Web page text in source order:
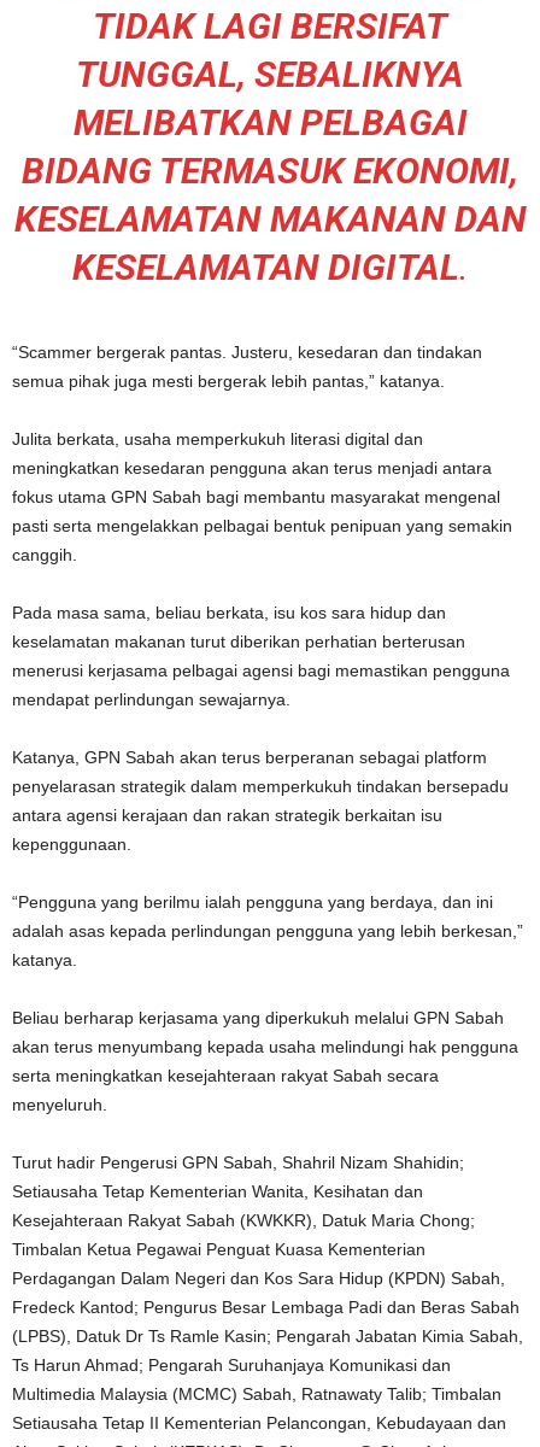
TIDAK LAGI BERSIFAT
TUNGGAL, SEBALIKNYA
MELIBATKAN PELBAGAI
BIDANG TERMASUK EKONOMI,
KESELAMATAN MAKANAN DAN
KESELAMATAN DIGITAL.
“Scammer bergerak pantas. Justeru, kesedaran dan tindakan
semua pihak juga mesti bergerak lebih pantas,” katanya.
Julita berkata, usaha memperkukuh literasi digital dan
meningkatkan kesedaran pengguna akan terus menjadi antara
fokus utama GPN Sabah bagi membantu masyarakat mengenal
pasti serta mengelakkan pelbagai bentuk penipuan yang semakin
canggih.
Pada masa sama, beliau berkata, isu kos sara hidup dan
keselamatan makanan turut diberikan perhatian berterusan
menerusi kerjasama pelbagai agensi bagi memastikan pengguna
mendapat perlindungan sewajarnya.
Katanya, GPN Sabah akan terus berperanan sebagai platform
penyelarasan strategik dalam memperkukuh tindakan bersepadu
antara agensi kerajaan dan rakan strategik berkaitan isu
kepenggunaan.
“Pengguna yang berilmu ialah pengguna yang berdaya, dan ini
adalah asas kepada perlindungan pengguna yang lebih berkesan,”
katanya.
Beliau berharap kerjasama yang diperkukuh melalui GPN Sabah
akan terus menyumbang kepada usaha melindungi hak pengguna
serta meningkatkan kesejahteraan rakyat Sabah secara
menyeluruh.
Turut hadir Pengerusi GPN Sabah, Shahril Nizam Shahidin;
Setiausaha Tetap Kementerian Wanita, Kesihatan dan
Kesejahteraan Rakyat Sabah (KWKKR), Datuk Maria Chong;
Timbalan Ketua Pegawai Penguat Kuasa Kementerian
Perdagangan Dalam Negeri dan Kos Sara Hidup (KPDN) Sabah,
Fredeck Kantod; Pengurus Besar Lembaga Padi dan Beras Sabah
(LPBS), Datuk Dr Ts Ramle Kasin; Pengarah Jabatan Kimia Sabah,
Ts Harun Ahmad; Pengarah Suruhanjaya Komunikasi dan
Multimedia Malaysia (MCMC) Sabah, Ratnawaty Talib; Timbalan
Setiausaha Tetap II Kementerian Pelancongan, Kebudayaan dan